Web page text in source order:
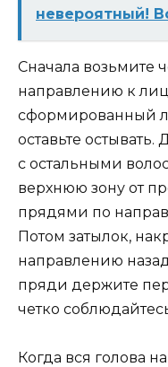
невероятный!
Сначала возьмите
направлению к
сформированный
оставьте
с остальными
верхнюю зону от
прядями по
Потом затылок,
направлению
пряди держите
четко
Когда вся голова